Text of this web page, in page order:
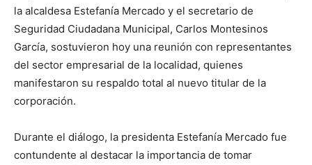
la alcaldesa Estefanía Mercado y el secretario de
Seguridad Ciudadana Municipal, Carlos Montesinos
García, sostuvieron hoy una reunión con representantes
del sector empresarial de la localidad, quienes
manifestaron su respaldo total al nuevo titular de la
corporación.
Durante el diálogo, la presidenta Estefanía Mercado fue
contundente al destacar la importancia de tomar